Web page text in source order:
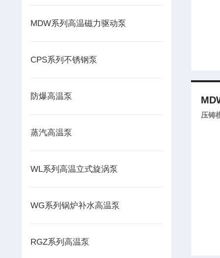
MDW系列高温磁力驱动泵
CPS系列不锈钢泵
防爆高温泵
蒸汽高温泵
WL系列高温立式旋涡泵
WG系列锅炉补水高温泵
RGZ系列高温泵
压铸